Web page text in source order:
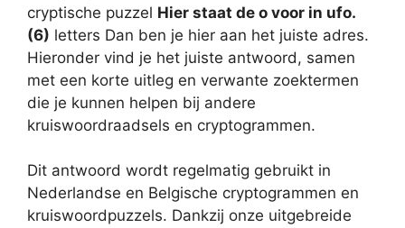
cryptische puzzel Hier staat de o voor in ufo.
(6) letters Dan ben je hier aan het juiste adres.
Hieronder vind je het juiste antwoord, samen
met een korte uitleg en verwante zoektermen
die je kunnen helpen bij andere
kruiswoordraadsels en cryptogrammen.
Dit antwoord wordt regelmatig gebruikt in
Nederlandse en Belgische cryptogrammen en
kruiswoordpuzzels. Dankzij onze uitgebreide